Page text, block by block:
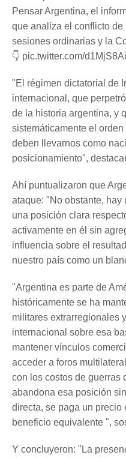
Pensar Argentina, el
que analiza el conflicto
sesiones ordinarias y la
👇 pic.twitter.com/
"El régimen dictatorial de
internacional, que
de la historia argentina, y
sistemáticamente el
deben llevarnos como
posicionamiento",
Ahí puntualizaron que
ataque: "No obstante, hay
una posición clara
activamente en él sin
influencia sobre el
nuestro país como un
"Argentina es parte de
históricamente se ha
militares extrarregionales
internacional sobre esa
mantener vínculos
acceder a foros
con los costos de guerras
abandona esa posición
directa, se paga un precio
beneficio equivalente ",
Y concluyeron: "La